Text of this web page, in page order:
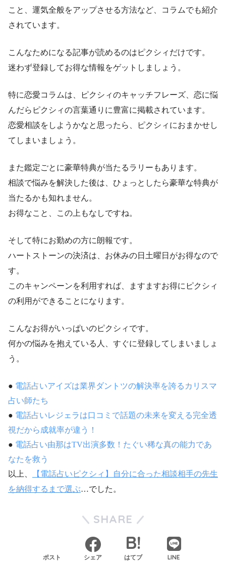
こと、運気全般をアップさせる方法など、コラムでも紹介
されています。
こんなためになる記事が読めるのはピクシィだけです。
迷わず登録してお得な情報をゲットしましょう。
特に恋愛コラムは、ピクシィのキャッチフレーズ、恋に悩
んだらピクシィの言葉通りに豊富に掲載されています。
恋愛相談をしようかなと思ったら、ピクシィにおまかせし
てしまいましょう。
また鑑定ごとに豪華特典が当たるラリーもあります。
相談で悩みを解決した後は、ひょっとしたら豪華な特典が
当たるかも知れません。
お得なこと、この上もなしですね。
そして特にお勤めの方に朗報です。
ハートストーンの決済は、お休みの日土曜日がお得なので
す。
このキャンペーンを利用すれば、ますますお得にピクシィ
の利用ができることになります。
こんなお得がいっぱいのピクシィです。
何かの悩みを抱えている人、すぐに登録してしまいましょ
う。
● 電話占いアイズは業界ダントツの解決率を誇るカリスマ
占い師たち
● 電話占いレジェラは口コミで話題の未来を変える完全透
視だから成就率が違う！
● 電話占い由那はTV出演多数！たぐい稀な真の能力であ
なたを救う
以上、
【電話占いピクシィ】自分に合った相談相手の先生
を納得するまで選ぶ…でした。
SHARE
ポスト シェア はてブ LINE